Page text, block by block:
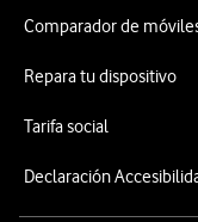
Comparador de
Repara tu dispositivo
Tarifa social
Declaración